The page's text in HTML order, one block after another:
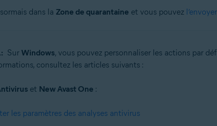
dans la Zone de quarantaine et vous pouvez
Sur Windows, vous pouvez personnaliser les actions par
consultez les articles suivants :
et New Avast One :
les paramètres des analyses antivirus